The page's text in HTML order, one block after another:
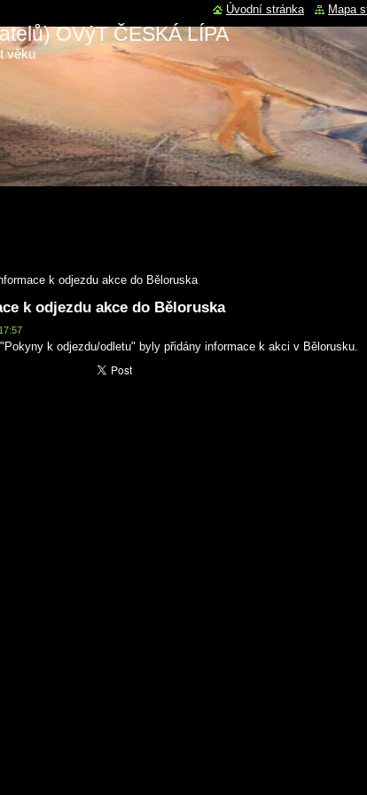
OVýT ČESKÁ LÍPA
věku
k odjezdu akce do Běloruska
k odjezdu akce do Běloruska
k odjezdu/odletu" byly přidány informace k akci v Bělorusku.
Úvodní stránka Mapa